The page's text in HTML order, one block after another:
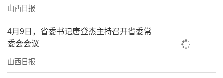
山西日报
4月9日，省委书记唐登杰主持召开省委常
委会会议
山西日报